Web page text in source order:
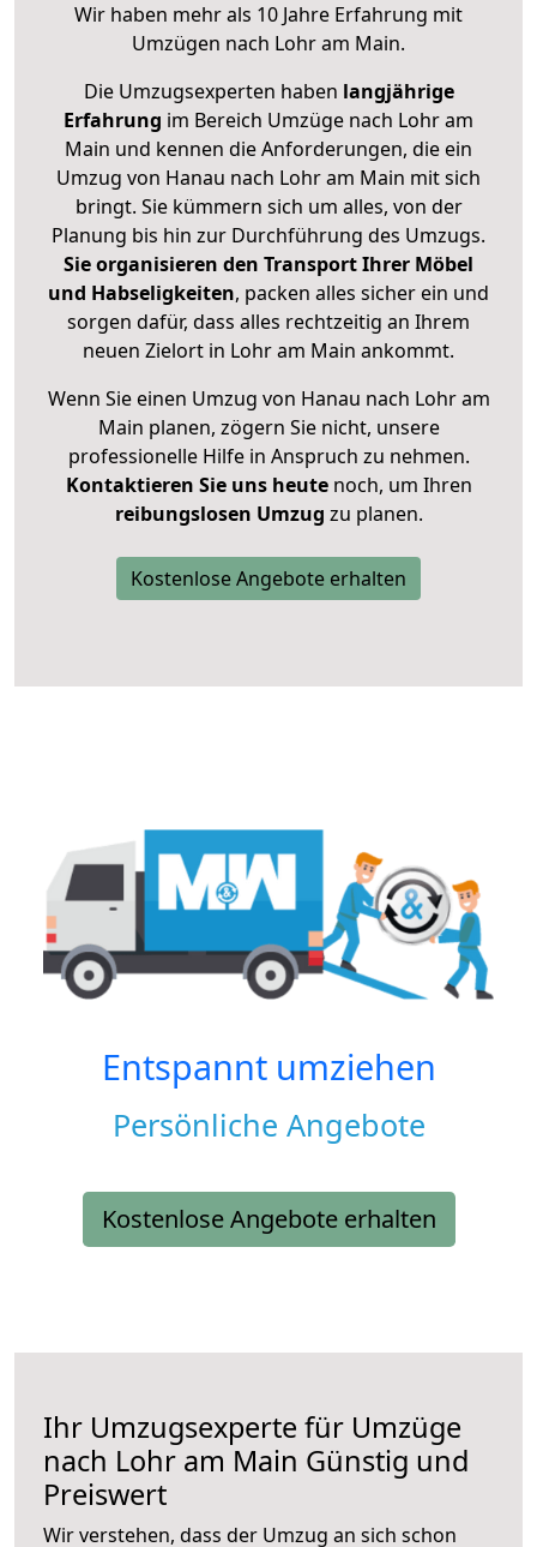
Wir haben mehr als 10 Jahre Erfahrung mit
Umzügen nach Lohr am Main.
Die Umzugsexperten haben langjährige
Erfahrung im Bereich Umzüge nach Lohr am
Main und kennen die Anforderungen, die ein
Umzug von Hanau nach Lohr am Main mit sich
bringt. Sie kümmern sich um alles, von der
Planung bis hin zur Durchführung des Umzugs.
Sie organisieren den Transport Ihrer Möbel
und Habseligkeiten, packen alles sicher ein und
sorgen dafür, dass alles rechtzeitig an Ihrem
neuen Zielort in Lohr am Main ankommt.
Wenn Sie einen Umzug von Hanau nach Lohr am
Main planen, zögern Sie nicht, unsere
professionelle Hilfe in Anspruch zu nehmen.
Kontaktieren Sie uns heutenoch, um Ihren
reibungslosen Umzug zu planen.
Kostenlose Angebote erhalten
Entspannt umziehen
Persönliche Angebote
Kostenlose Angebote erhalten
Ihr Umzugsexperte für Umzüge
nach Lohr am Main Günstig und
Preiswert
Wir verstehen, dass der Umzug an sich schon